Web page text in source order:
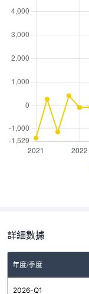
詳細數據
年度/季度
2026-Q1